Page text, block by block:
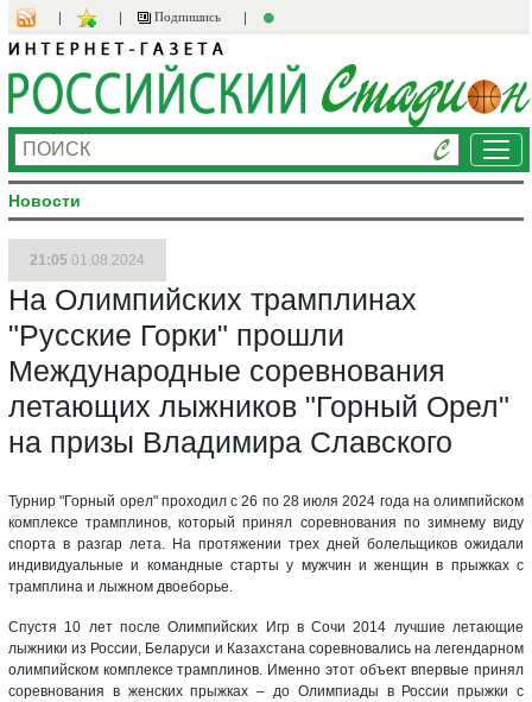
Подпишись
Новости
21:05 01.08.2024
На Олимпийских трамплинах
"Русские Горки" прошли
Международные соревнования
летающих лыжников "Горный Орел"
на призы Владимира Славского
Турнир "Горный орел" проходил с 26 по 28 июля 2024 года на олимпийском
комплексе трамплинов, который принял соревнования по зимнему виду
спорта в разгар лета. На протяжении трех дней болельщиков ожидали
индивидуальные и командные старты у мужчин и женщин в прыжках с
трамплина и лыжном двоеборье.
Спустя 10 лет после Олимпийских Игр в Сочи 2014 лучшие летающие
лыжники из России, Беларуси и Казахстана соревновались на легендарном
олимпийском комплексе трамплинов. Именно этот объект впервые принял
соревнования в женских прыжках – до Олимпиады в России прыжки с